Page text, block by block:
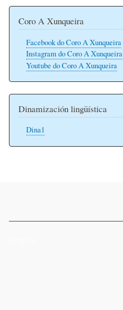
Coro A Xunqueira
Facebook do Coro A Xunqueira
Instagram do Coro A Xunqueira
Youtube do Coro A Xunqueira
Dinamización lingüística
Dina1